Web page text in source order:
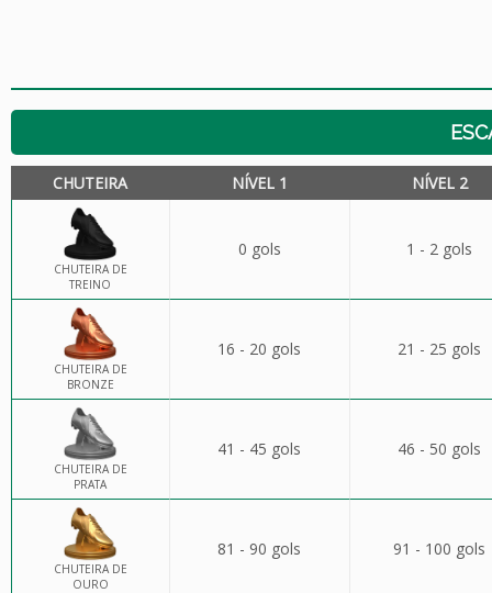
CHUTEIRA NÍVEL 1 NÍVEL 2
CHUTEIRA DE
TREINO
0 gols 1 - 2 gols
CHUTEIRA DE
BRONZE
16 - 20 gols 21 - 25 gols
CHUTEIRA DE
PRATA
41 - 45 gols 46 - 50 gols
CHUTEIRA DE
OURO
81 - 90 gols 91 - 100 gols